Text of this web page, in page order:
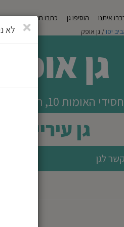
איתנו הוסיפו גן כתבו חוות דעת
יפו/ גן אופק
גן אופק
חסידי האומות 10, תל אביב יפו
גן עירייה
לגן
סגירה
לא